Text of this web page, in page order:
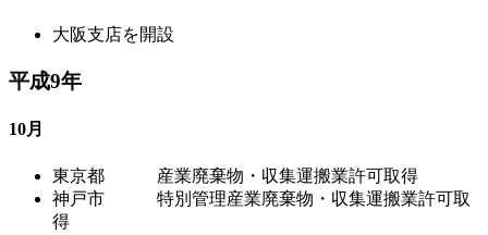
大阪支店を開設
平成9年
10月
東京都 産業廃棄物・収集運搬業許可取得
神戸市 特別管理産業廃棄物・収集運搬業許可取
得